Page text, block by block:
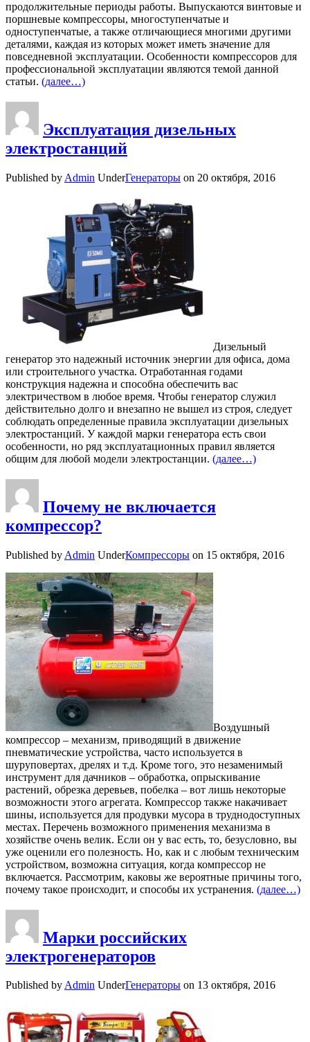
продолжительные периоды работы. Выпускаются винтовые и
поршневые компрессоры, многоступенчатые и
одноступенчатые, а также отличающиеся многими другими
деталями, каждая из которых может иметь значение для
повседневной эксплуатации. Особенности компрессоров для
профессиональной эксплуатации являются темой данной
статьи. (далее…)
Эксплуатация дизельных
электростанций
Published by Admin UnderГенераторы on 20 октября, 2016
Дизельный
генератор это надежный источник энергии для офиса, дома
или строительного участка. Отработанная годами
конструкция надежна и способна обеспечить вас
электричеством в любое время. Чтобы генератор служил
действительно долго и внезапно не вышел из строя, следует
соблюдать определенные правила эксплуатации дизельных
электростанций. У каждой марки генератора есть свои
особенности, но ряд эксплуатационных правил является
общим для любой модели электростанции. (далее…)
Почему не включается
компрессор?
Published by Admin UnderКомпрессоры on 15 октября, 2016
Воздушный
компрессор – механизм, приводящий в движение
пневматические устройства, часто используется в
шуруповертах, дрелях и т.д. Кроме того, это незаменимый
инструмент для дачников – обработка, опрыскивание
растений, обрезка деревьев, побелка – вот лишь некоторые
возможности этого агрегата. Компрессор также накачивает
шины, используется для продувки мусора в труднодоступных
местах. Перечень возможного применения механизма в
хозяйстве очень велик. Если он у вас есть, то, безусловно, вы
уже оценили его полезность. Но, как и с любым техническим
устройством, возможна ситуация, когда компрессор не
включается. Рассмотрим, каковы же вероятные причины того,
почему такое происходит, и способы их устранения. (далее…)
Марки российских
электрогенераторов
Published byAdmin UnderГенераторы on 13 октября, 2016